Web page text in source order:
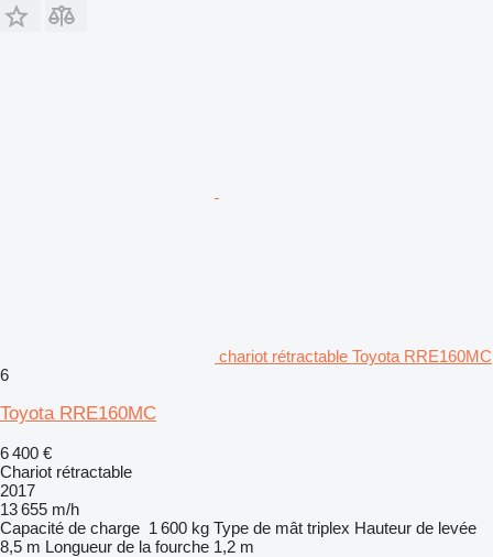
chariot rétractable Toyota RRE160MC
6
Toyota RRE160MC
6 400 €
Chariot rétractable
2017
13 655 m/h
Capacité de charge 1 600 kg Type de mât triplex Hauteur de levée
8,5 m Longueur de la fourche 1,2 m